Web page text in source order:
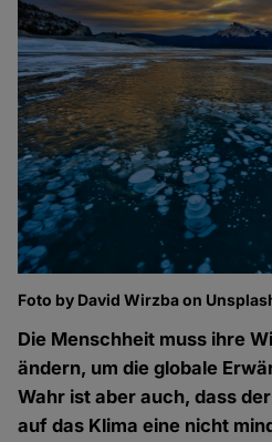
Foto by David Wirzba on
Die Menschheit muss ihre
ändern, um die globale
Wahr ist aber auch, dass
auf das Klima eine nicht